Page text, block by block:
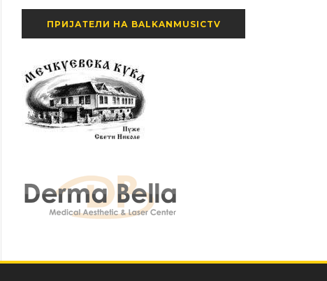
ПРИЈАТЕЛИ НА BALKANMUSICTV